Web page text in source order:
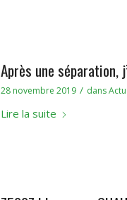
Après une séparation,
28 novembre 2019 / dans
Lire la suite